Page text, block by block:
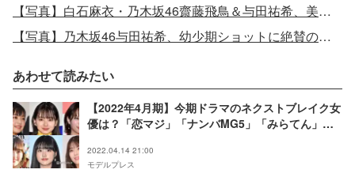
【写真】白石麻衣・乃木坂46齋藤飛鳥＆与田祐希、美肌全開 胸元あらわ
【写真】乃木坂46与田祐希、幼少期ショットに絶賛の声「天使」
あわせて読みたい
【2022年4月期】今期ドラマのネクストブレイク女
優は？「恋マジ」「ナンバMG5」「みらてん」な
2022.04.14 21:00
モデルプレス